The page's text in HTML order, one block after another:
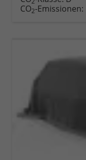
CO2-Emissionen: